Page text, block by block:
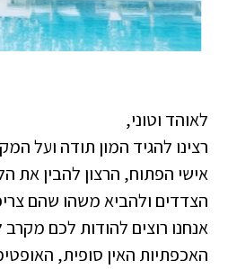
לאוהד וטוני,
רצינו להגיד המון תודה ועל
אישי הפתוח, הרצון להבין את
הצדדים ולהביא משהו שהם
אנחנו רוצים להודות לכם מקרב
האכפתיות האין סופית,